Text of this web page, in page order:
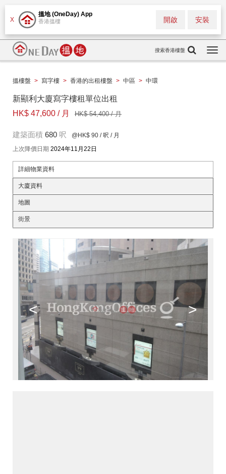
X
搵地 (OneDay) App
香港搵樓 安裝
開啟
搜索香港樓盤
搵樓盤 > 寫字樓 > 香港的出租樓盤 > 中區 > 中環
新顯利大廈寫字樓租單位出租
HK$ 47,600 / 月
HK$ 54,400 / 月
建築面積 680 呎 @HK$ 90 / 呎 / 月
上次降價日期 2024年11月22日
詳細物業資料
大廈資料
地圖
街景
< >